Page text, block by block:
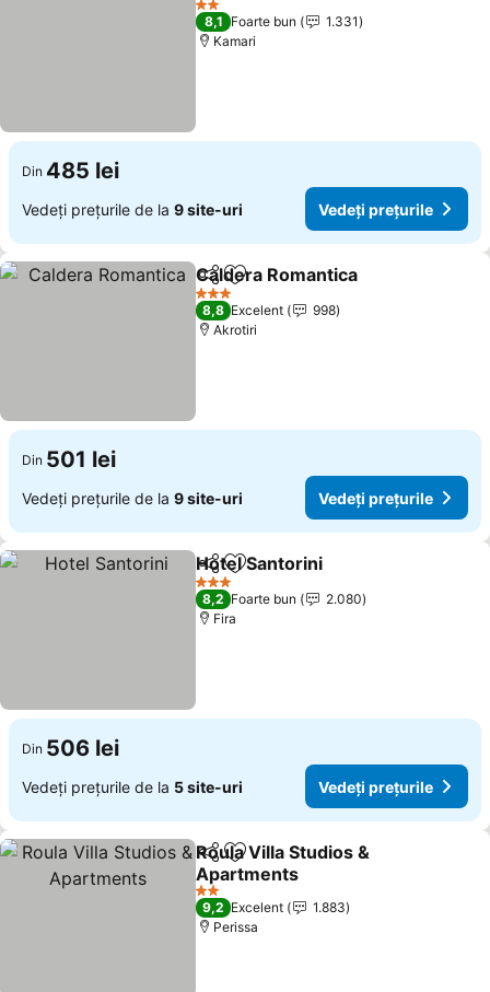
2 Stele
8,1 Foarte bun
1.331
Kamari
Din 485 lei
Vedeți prețurile de la 9 site-uri Vedeți prețurile
DistribuițiAdăugaţi la favorite
Caldera Romantica
3 Stele
8,8 Excelent
998
Akrotiri
Din 501 lei
Vedeți prețurile de la 9 site-uri Vedeți prețurile
DistribuițiAdăugaţi la favorite
Hotel Santorini
3 Stele
8,2 Foarte bun
2.080
Fira
Din 506 lei
Vedeți prețurile de la 5 site-uri Vedeți prețurile
DistribuițiAdăugaţi la favorite
Roula Villa Studios &
Apartments
Vedeți prețurile
2 Stele
9,2 Excelent
1.883
Perissa